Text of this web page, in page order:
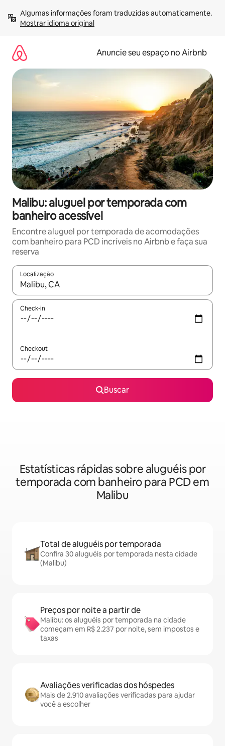
para
Mostrar idioma original
Anuncie seu espaço no Airbnb
Malibu: aluguel por temporada com
banheiro acessível
Encontre aluguel por temporada de acomodações
com banheiro para PCD incríveis no Airbnb e faça sua
reserva
Localização
Quando os resultados estiverem disponíveis, explore-os
Check-in
Checkout
Buscar
Estatísticas rápidas sobre aluguéis por
temporada com banheiro para PCD em
Malibu
Total de aluguéis por temporada
Confira 30 aluguéis por temporada nesta cidade
(Malibu)
Preços por noite a partir de
Malibu: os aluguéis por temporada na cidade
começam em R$ 2.237 por noite, sem impostos e
taxas
Avaliações verificadas dos hóspedes
Mais de 2.910 avaliações verificadas para ajudar
você a escolher